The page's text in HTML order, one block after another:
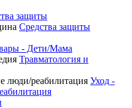
защиты
Средства защиты
- Дети/Мама
Травматология и
Уход -